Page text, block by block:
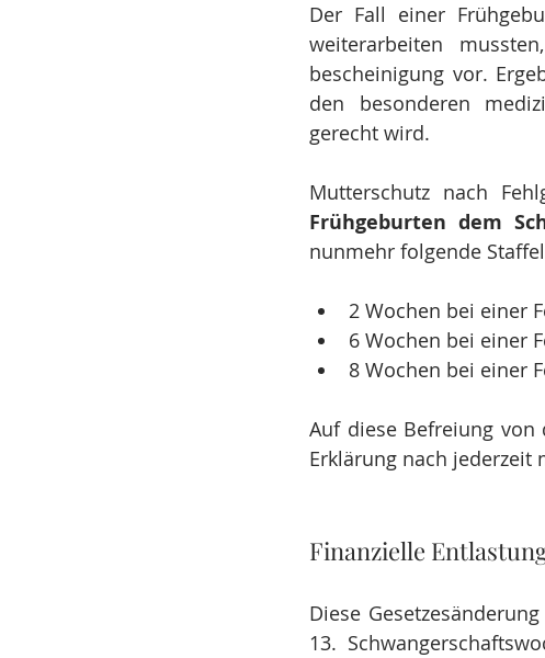
Der Fall einer
weiterarbeiten
bescheinigung vor.
den besonderen
gerecht wird.
Mutterschutz nach
Frühgeburten dem
nunmehr folgende
2 Wochen bei einer
6 Wochen bei einer
8 Wochen bei einer
Auf diese Befreiung
Erklärung nach
Finanzielle
Diese
13.